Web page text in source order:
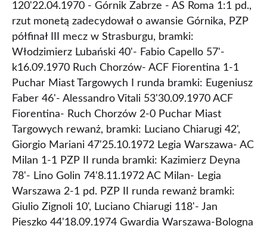
120'22.04.1970 - Górnik Zabrze - AS Roma 1:1 pd.,
rzut monetą zadecydował o awansie Górnika, PZP
półfinał III mecz w Strasburgu, bramki:
Włodzimierz Lubański 40'- Fabio Capello 57'-
k16.09.1970 Ruch Chorzów- ACF Fiorentina 1-1
Puchar Miast Targowych I runda bramki: Eugeniusz
Faber 46'- Alessandro Vitali 53'30.09.1970 ACF
Fiorentina- Ruch Chorzów 2-0 Puchar Miast
Targowych rewanż, bramki: Luciano Chiarugi 42',
Giorgio Mariani 47'25.10.1972 Legia Warszawa- AC
Milan 1-1 PZP II runda bramki: Kazimierz Deyna
78'- Lino Golin 74'8.11.1972 AC Milan- Legia
Warszawa 2-1 pd. PZP II runda rewanż bramki:
Giulio Zignoli 10', Luciano Chiarugi 118'- Jan
Pieszko 44'18.09.1974 Gwardia Warszawa-Bologna